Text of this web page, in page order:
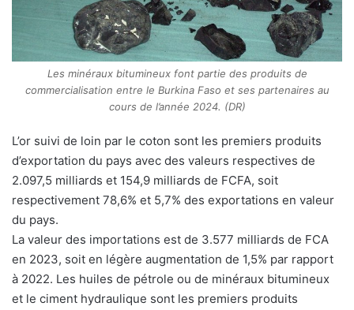
Les minéraux bitumineux font partie des produits de
commercialisation entre le Burkina Faso et ses partenaires au
cours de l’année 2024. (DR)
L’or suivi de loin par le coton sont les premiers produits
d’exportation du pays avec des valeurs respectives de
2.097,5 milliards et 154,9 milliards de FCFA, soit
respectivement 78,6% et 5,7% des exportations en valeur
du pays.
La valeur des importations est de 3.577 milliards de FCA
en 2023, soit en légère augmentation de 1,5% par rapport
à 2022. Les huiles de pétrole ou de minéraux bitumineux
et le ciment hydraulique sont les premiers produits